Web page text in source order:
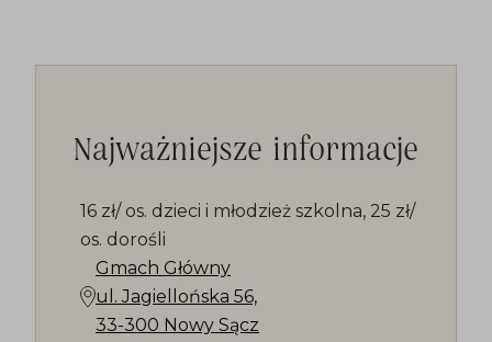
Najważniejsze informacje
16 zł/ os. dzieci i młodzież szkolna, 25 zł/
os. dorośli
Gmach Główny
ul. Jagiellońska 56,
33-300 Nowy Sącz